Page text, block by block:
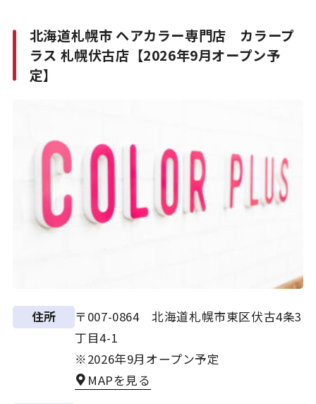
北海道札幌市 ヘアカラー専門店 カラープ
ラス 札幌伏古店【2026年9月オープン予
定】
住所
〒007-0864 北海道札幌市東区伏古4条3
丁目4-1
※2026年9月オープン予定
MAPを見る